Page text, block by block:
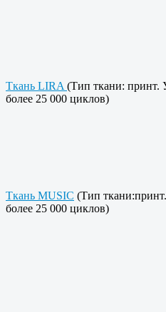
Ткань LIRA (Тип ткани: принт.
более 25 000 циклов)
Ткань MUSIC (Тип
более 25 000 циклов)